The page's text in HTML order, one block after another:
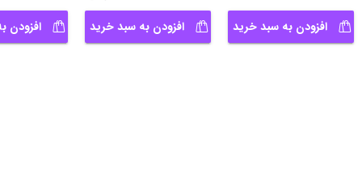
افزودن به سبد خرید
افزودن به سبد خرید
افزودن